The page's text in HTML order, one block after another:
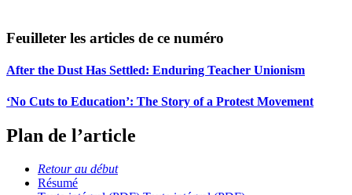
Feuilleter les articles de ce numéro
After the Dust Has Settled: Enduring Teacher Unionism
‘No Cuts to Education’: The Story of a Protest Movement
Plan de l’article
Retour au début
Résumé